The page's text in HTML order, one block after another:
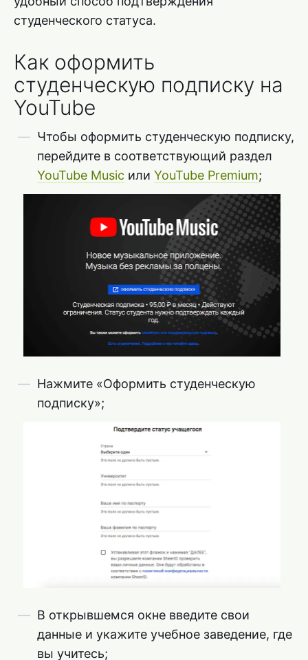
студенческого статуса.
Как оформить
студенческую подписку на
YouTube
Чтобы оформить студенческую подписку,
перейдите в соответствующий раздел
YouTube Music или YouTube Premium;
Нажмите «Оформить студенческую
подписку»;
В открывшемся окне введите свои
данные и укажите учебное заведение, где
вы учитесь;